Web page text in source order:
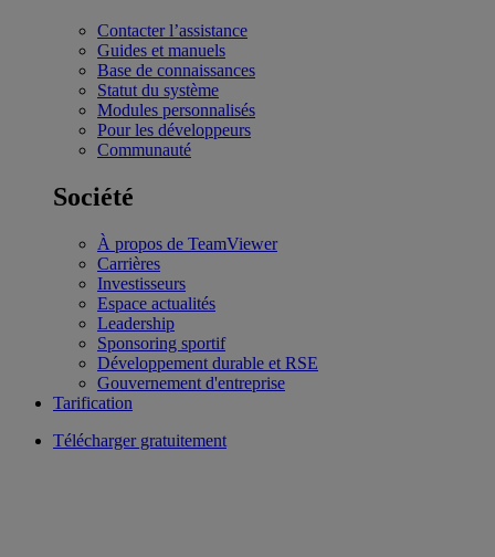
Contacter l’assistance
Guides et manuels
Base de connaissances
Statut du système
Modules personnalisés
Pour les développeurs
Communauté
Société
À propos de TeamViewer
Carrières
Investisseurs
Espace actualités
Leadership
Sponsoring sportif
Développement durable et RSE
Gouvernement d'entreprise
Tarification
Télécharger gratuitement